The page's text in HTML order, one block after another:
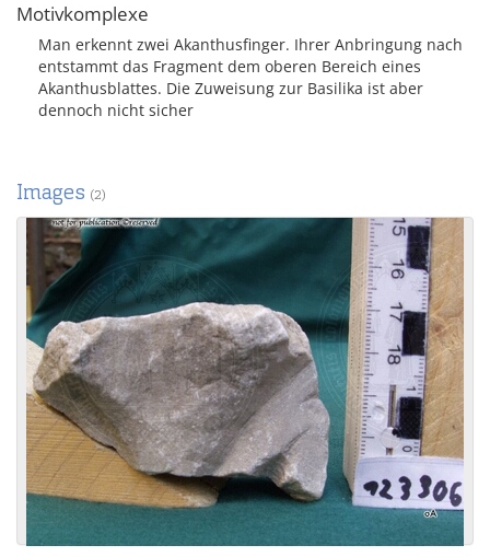
Motivkomplexe
Man erkennt zwei Akanthusfinger. Ihrer Anbringung nach
entstammt das Fragment dem oberen Bereich eines
Akanthusblattes. Die Zuweisung zur Basilika ist aber
dennoch nicht sicher
Images (2)